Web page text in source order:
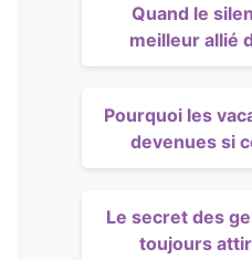
Quand le
meilleur allié
Pourquoi les
devenues si
Le secret des
toujours